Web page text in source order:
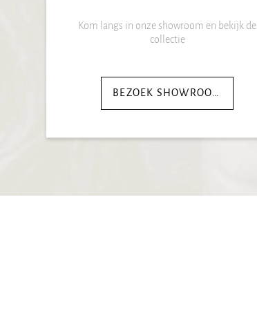
Kom langs in onze showroom en bekijk de
collectie
BEZOEK SHOWROOM